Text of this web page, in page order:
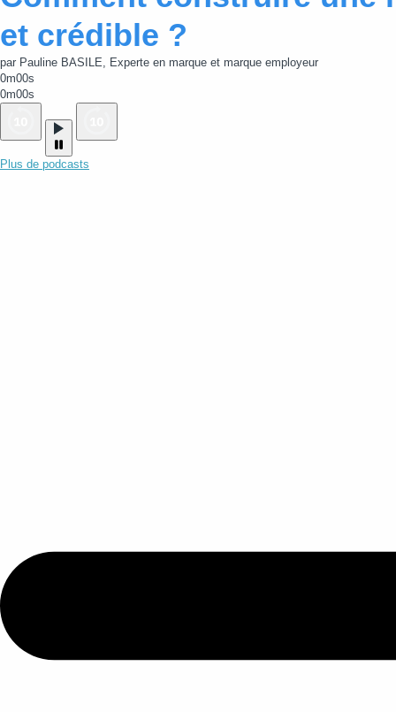
et crédible ?
par Pauline BASILE, Experte en marque et marque employeur
0m00s
0m00s
Plus de podcasts